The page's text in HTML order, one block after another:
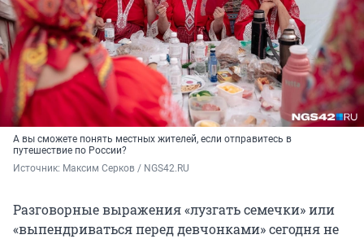
А вы сможете понять местных жителей, если отправитесь в
путешествие по России?
Источник: Максим Серков / NGS42.RU
Разговорные выражения «лузгать семечки» или
«выпендриваться перед девчонками» сегодня не